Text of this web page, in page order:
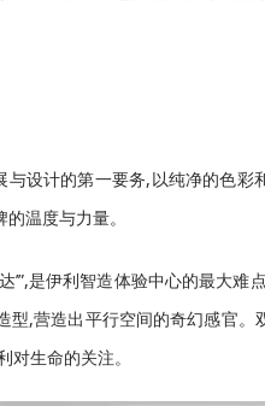
设计的第一要务,以纯净的色彩
温度与力量。
是伊利智造体验中心的最大难
,营造出平行空间的奇幻感官。
生命的关注。